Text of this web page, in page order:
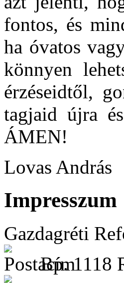
fontos, és
ha óvatos
könnyen
érzéseidtől,
tagjaid újra
ÁMEN!
Lovas András
Impresszum
Gazdagréti
Bp. 1118